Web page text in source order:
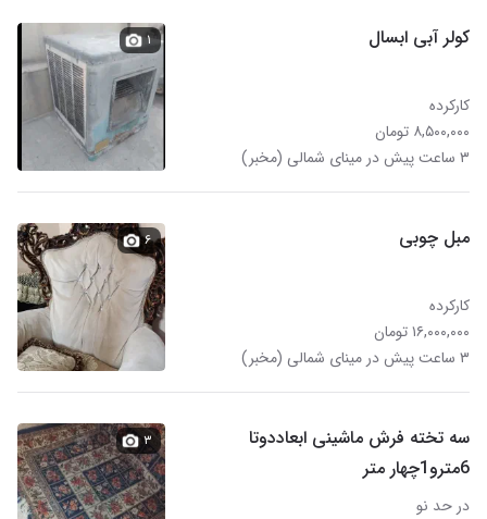
کولر آبی ابسال
کارکرده
۸,۵۰۰,۰۰۰ تومان
۳ ساعت پیش در مینای شمالی (مخبر)
۱
مبل چوبی
کارکرده
۱۶,۰۰۰,۰۰۰ تومان
۳ ساعت پیش در مینای شمالی (مخبر)
۶
سه تخته فرش ماشینی ابعاددوتا
6مترو1چهار متر
در حد نو
۳